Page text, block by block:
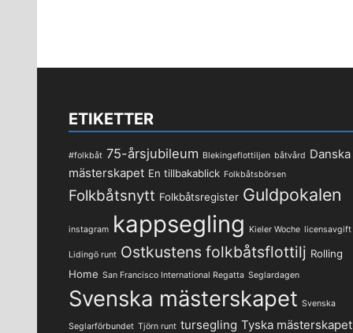
ETIKETTER
#folkbåt 75-årsjubileum Blekingeflottiljen båtvård Danska
mästerskapet En tillbakablick Folkbåtsbörsen
Folkbåtsnytt Folkbåtsregister Guldpokalen
instagram kappsegling Kieler Woche licensavgift
Lidingö runt Ostkustens folkbåtsflottilj Rolling
Home San Francisco International Regatta Seglardagen
Svenska mästerskapet Svenska
Seglarförbundet Tjörn runt tursegling Tyska mästerskapet